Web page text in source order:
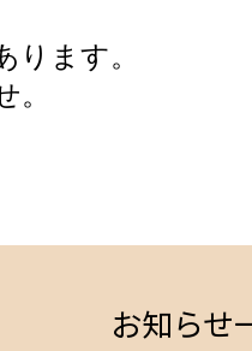
ます。
お知らせ